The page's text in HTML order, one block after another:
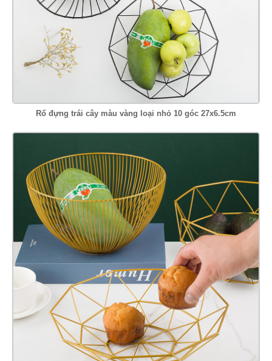
Rổ đựng trái cây màu vàng loại nhỏ 10 góc 27x6.5cm